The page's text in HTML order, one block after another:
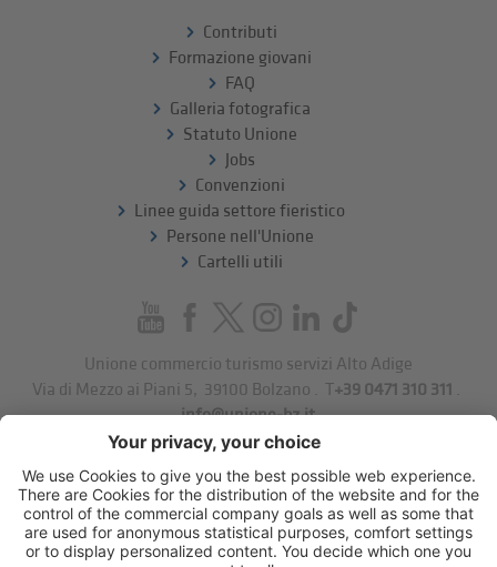
Contributi
Formazione giovani
FAQ
Galleria fotografica
Statuto Unione
Jobs
Convenzioni
Linee guida settore fieristico
Persone nell'Unione
Cartelli utili
Unione commercio turismo servizi Alto Adige
Via di Mezzo ai Piani 5
39100 Bolzano . T+39 0471 310 311 .
info@unione-bz.it
Impressum
Privacy
Impostazioni cookie
Sitemap